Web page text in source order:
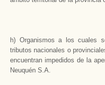
h) Organismos a los cuales
tributos nacionales o
encuentran impedidos de la
Neuquén S.A.